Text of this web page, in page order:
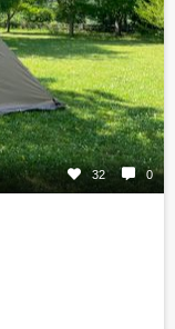
32 0